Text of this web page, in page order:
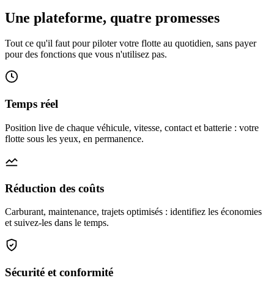
Une plateforme, quatre promesses
Tout ce qu'il faut pour piloter votre flotte au quotidien, sans payer
pour des fonctions que vous n'utilisez pas.
Temps réel
Position live de chaque véhicule, vitesse, contact et batterie : votre
flotte sous les yeux, en permanence.
Réduction des coûts
Carburant, maintenance, trajets optimisés : identifiez les économies
et suivez-les dans le temps.
Sécurité et conformité